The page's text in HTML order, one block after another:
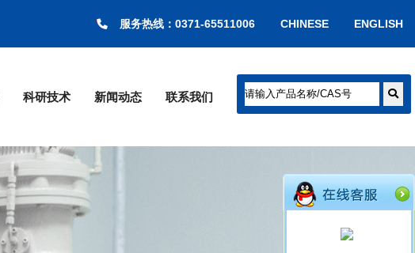
服务热线：0371-65511006 CHINESE ENGLISH
科研技术 新闻动态 联系我们